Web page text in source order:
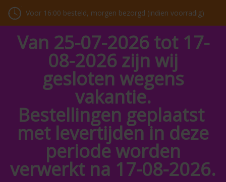
Voor 16:00 besteld, morgen bezorgd (indien voorradig)
Van 25-07-2026 tot 17-
08-2026 zijn wij
gesloten wegens
vakantie.
Bestellingen geplaatst
met levertijden in deze
periode worden
verwerkt na 17-08-2026.